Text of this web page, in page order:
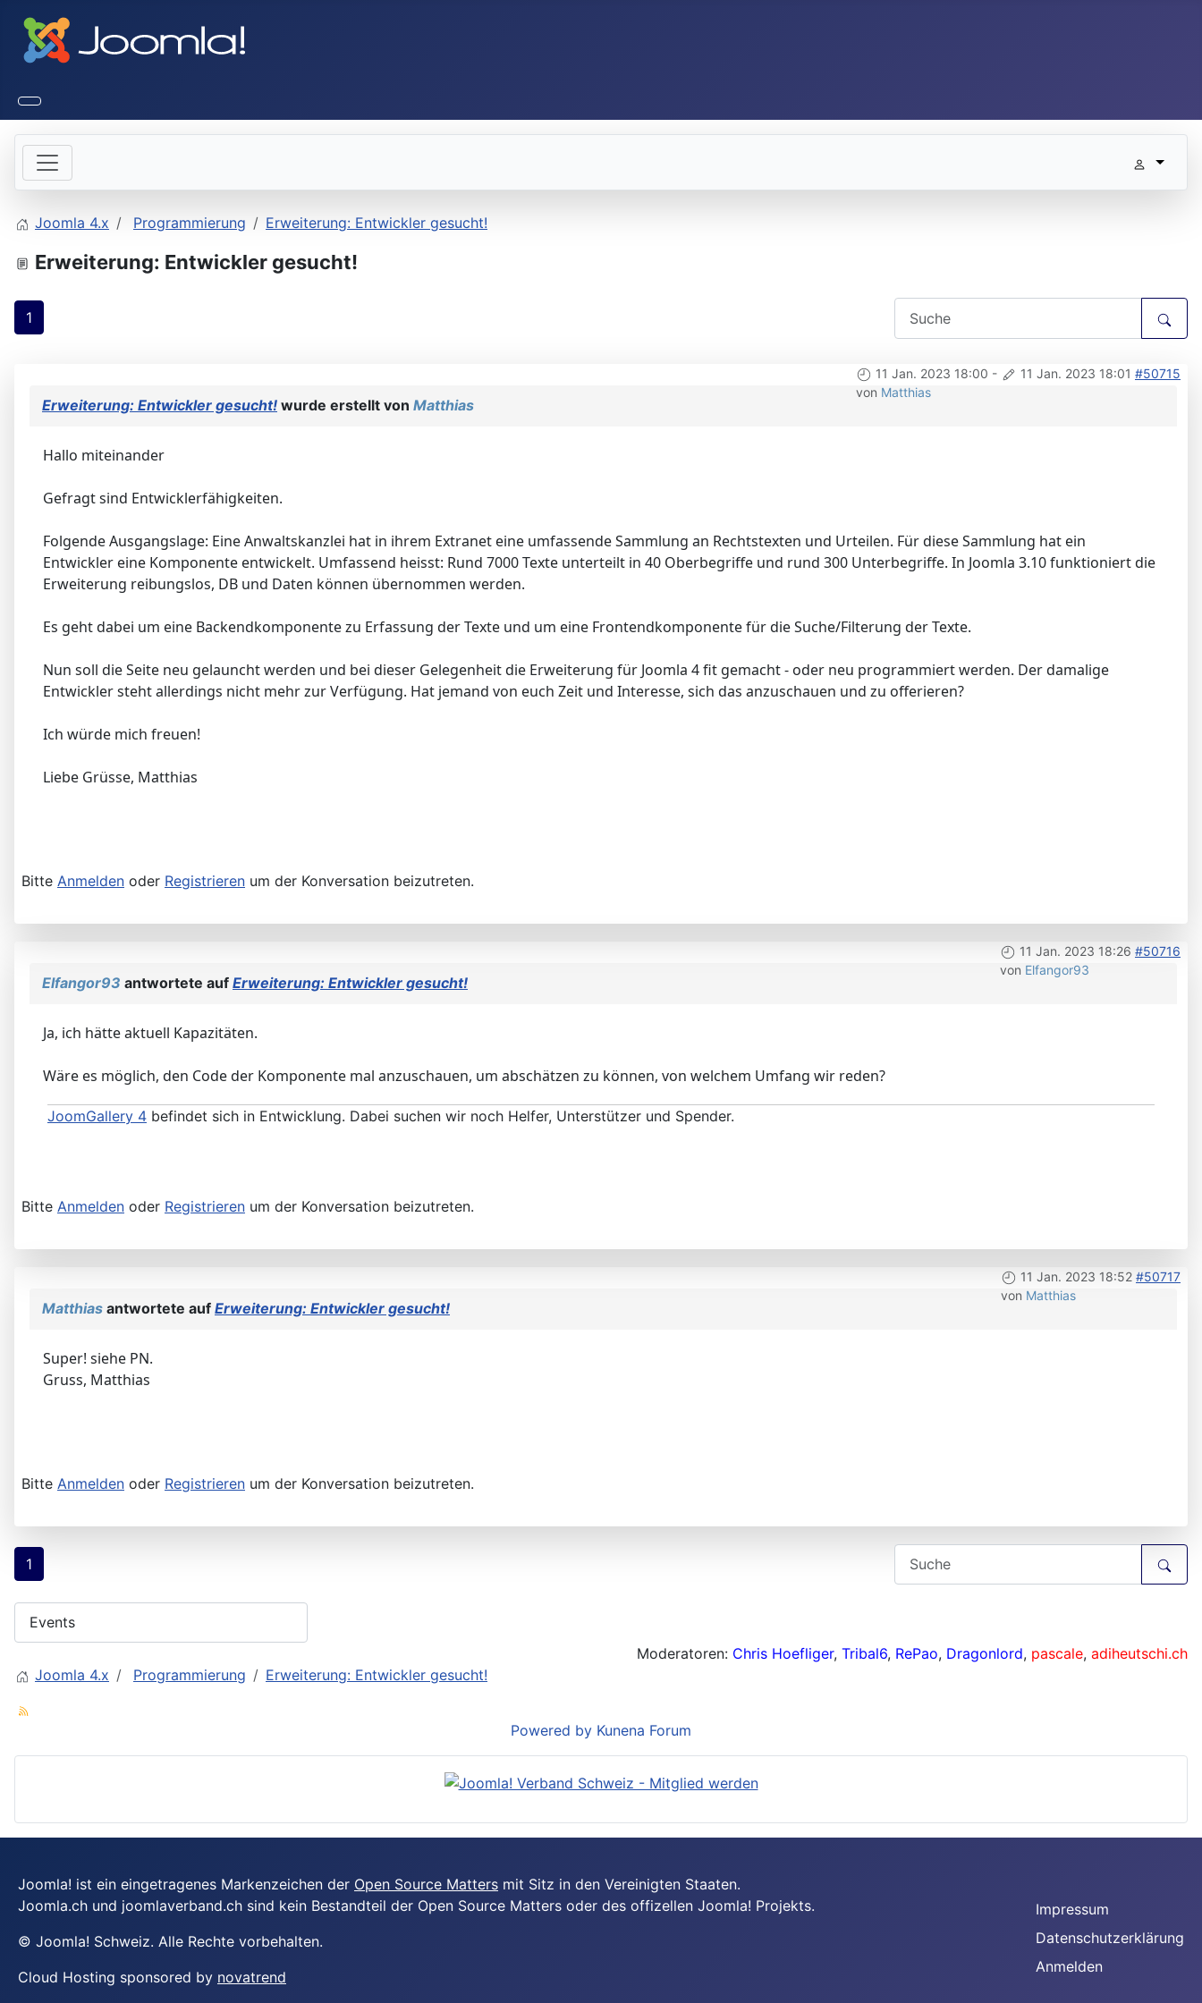
Joomla 4.x Programmierung Erweiterung: Entwickler gesucht!
Erweiterung: Entwickler gesucht!
1
11 Jan. 2023 18:00 - 11 Jan. 2023 18:01 #50715
von Matthias
Erweiterung: Entwickler gesucht! wurde erstellt von Matthias
Hallo miteinander
Gefragt sind Entwicklerfähigkeiten.
Folgende Ausgangslage: Eine Anwaltskanzlei hat in ihrem Extranet eine umfassende Sammlung an Rechtstexten und Urteilen. Für diese Sammlung hat ein
Entwickler eine Komponente entwickelt. Umfassend heisst: Rund 7000 Texte unterteilt in 40 Oberbegriffe und rund 300 Unterbegriffe. In Joomla 3.10 funktioniert die
Erweiterung reibungslos, DB und Daten können übernommen werden.
Es geht dabei um eine Backendkomponente zu Erfassung der Texte und um eine Frontendkomponente für die Suche/Filterung der Texte.
Nun soll die Seite neu gelauncht werden und bei dieser Gelegenheit die Erweiterung für Joomla 4 fit gemacht - oder neu programmiert werden. Der damalige
Entwickler steht allerdings nicht mehr zur Verfügung. Hat jemand von euch Zeit und Interesse, sich das anzuschauen und zu offerieren?
Ich würde mich freuen!
Liebe Grüsse, Matthias
Bitte Anmelden oder Registrieren um der Konversation beizutreten.
11 Jan. 2023 18:26 #50716
von Elfangor93
Elfangor93 antwortete auf Erweiterung: Entwickler gesucht!
Ja, ich hätte aktuell Kapazitäten.
Wäre es möglich, den Code der Komponente mal anzuschauen, um abschätzen zu können, von welchem Umfang wir reden?
JoomGallery 4 befindet sich in Entwicklung. Dabei suchen wir noch Helfer, Unterstützer und Spender.
Bitte Anmelden oder Registrieren um der Konversation beizutreten.
11 Jan. 2023 18:52 #50717
von Matthias
Matthias antwortete auf Erweiterung: Entwickler gesucht!
Super! siehe PN.
Gruss, Matthias
Bitte Anmelden oder Registrieren um der Konversation beizutreten.
1
Moderatoren: Chris Hoefliger, Tribal6, RePao, Dragonlord, pascale, adiheutschi.ch
Joomla 4.x
Programmierung Erweiterung: Entwickler gesucht!
Powered by Kunena Forum
Joomla! ist ein eingetragenes Markenzeichen der Open Source Matters mit Sitz in den Vereinigten Staaten.
Joomla.ch und joomlaverband.ch sind kein Bestandteil der Open Source Matters oder des offizellen Joomla! Projekts.
© Joomla! Schweiz. Alle Rechte vorbehalten.
Cloud Hosting sponsored by novatrend
Impressum
Datenschutzerklärung
Anmelden